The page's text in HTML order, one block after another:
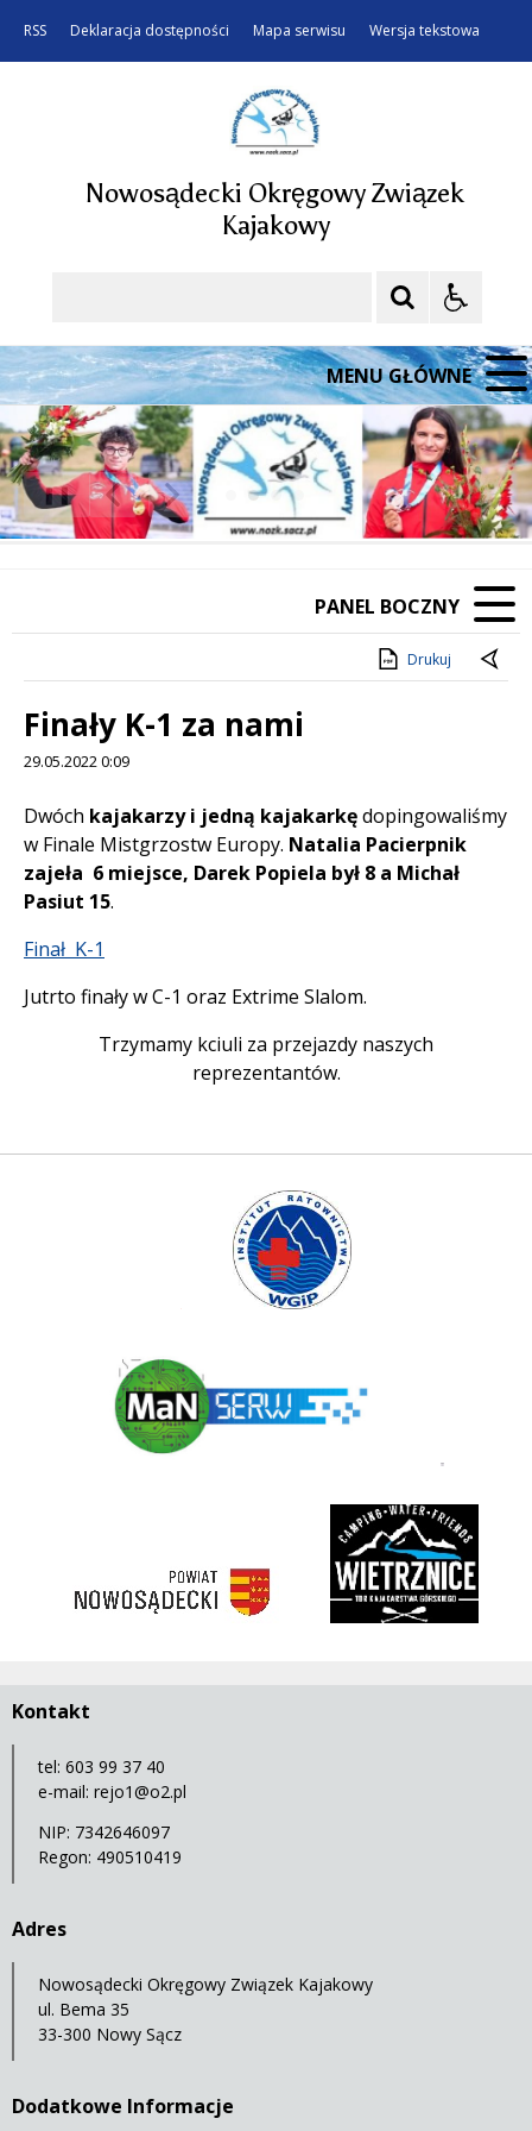
RSS Deklaracja dostępności Mapa serwisu Wersja tekstowa
Nowosądecki Okręgowy Związek
Kajakowy
MENU GŁÓWNE
Poprzedni Element
Następny Element
❚❚
PANEL BOCZNY
Drukuj
Finały K-1 za nami
29.05.2022 0:09
Treść
Dwóch kajakarzy i jedną kajakarkędopingowaliśmy
w Finale Mistgrzostw Europy. Natalia Pacierpnik
zajeła 6 miejsce, Darek Popiela był 8 a Michał
Pasiut 15.
Finał K-1
Jutrto finały w C-1 oraz Extrime Slalom.
Trzymamy kciuli za przejazdy naszych
reprezentantów.
Polski Związek Kajakowy
Instytut Ratownictwa WGiP
3 korony
Kontakt
tel: 603 99 37 40
e-mail: rejo1@o2.pl
NIP: 7342646097
Regon: 490510419
Adres
Nowosądecki Okręgowy Związek Kajakowy
ul. Bema 35
33-300 Nowy Sącz
Dodatkowe Informacje